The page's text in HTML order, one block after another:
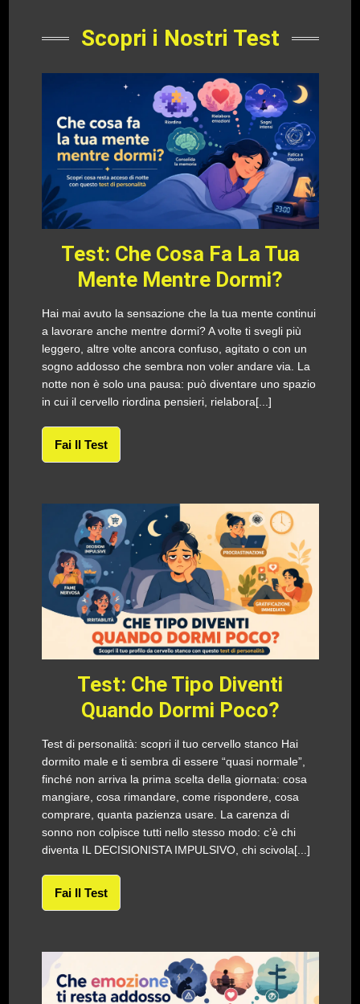
Scopri i Nostri Test
Test: Che Cosa Fa La Tua
Mente Mentre Dormi?
Hai mai avuto la sensazione che la tua mente continui
a lavorare anche mentre dormi? A volte ti svegli più
leggero, altre volte ancora confuso, agitato o con un
sogno addosso che sembra non voler andare via. La
notte non è solo una pausa: può diventare uno spazio
in cui il cervello riordina pensieri, rielabora[...]
Fai Il Test
Test: Che Tipo Diventi
Quando Dormi Poco?
Test di personalità: scopri il tuo cervello stanco Hai
dormito male e ti sembra di essere “quasi normale”,
finché non arriva la prima scelta della giornata: cosa
mangiare, cosa rimandare, come rispondere, cosa
comprare, quanta pazienza usare. La carenza di
sonno non colpisce tutti nello stesso modo: c’è chi
diventa IL DECISIONISTA IMPULSIVO, chi scivola[...]
Fai Il Test